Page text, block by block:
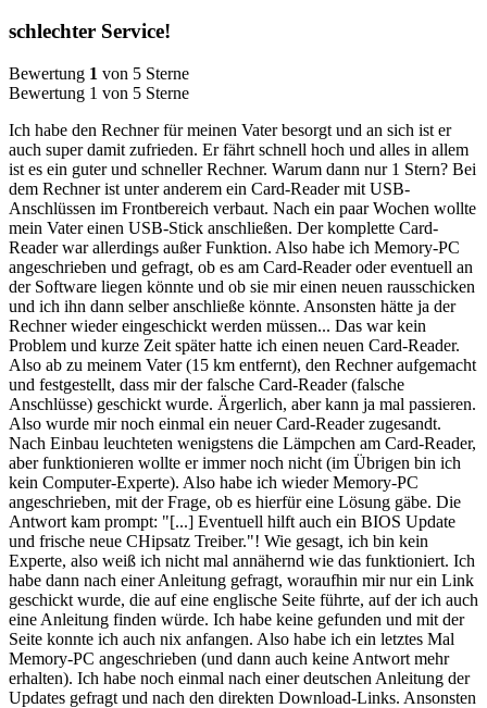
schlechter Service!
Bewertung 1 von 5 Sterne
Bewertung 1 von 5 Sterne
Ich habe den Rechner für meinen Vater besorgt und an sich ist er
auch super damit zufrieden. Er fährt schnell hoch und alles in allem
ist es ein guter und schneller Rechner. Warum dann nur 1 Stern? Bei
dem Rechner ist unter anderem ein Card-Reader mit USB-
Anschlüssen im Frontbereich verbaut. Nach ein paar Wochen wollte
mein Vater einen USB-Stick anschließen. Der komplette Card-
Reader war allerdings außer Funktion. Also habe ich Memory-PC
angeschrieben und gefragt, ob es am Card-Reader oder eventuell an
der Software liegen könnte und ob sie mir einen neuen rausschicken
und ich ihn dann selber anschließe könnte. Ansonsten hätte ja der
Rechner wieder eingeschickt werden müssen... Das war kein
Problem und kurze Zeit später hatte ich einen neuen Card-Reader.
Also ab zu meinem Vater (15 km entfernt), den Rechner aufgemacht
und festgestellt, dass mir der falsche Card-Reader (falsche
Anschlüsse) geschickt wurde. Ärgerlich, aber kann ja mal passieren.
Also wurde mir noch einmal ein neuer Card-Reader zugesandt.
Nach Einbau leuchteten wenigstens die Lämpchen am Card-Reader,
aber funktionieren wollte er immer noch nicht (im Übrigen bin ich
kein Computer-Experte). Also habe ich wieder Memory-PC
angeschrieben, mit der Frage, ob es hierfür eine Lösung gäbe. Die
Antwort kam prompt: "[...] Eventuell hilft auch ein BIOS Update
und frische neue CHipsatz Treiber."! Wie gesagt, ich bin kein
Experte, also weiß ich nicht mal annähernd wie das funktioniert. Ich
habe dann nach einer Anleitung gefragt, woraufhin mir nur ein Link
geschickt wurde, die auf eine englische Seite führte, auf der ich auch
eine Anleitung finden würde. Ich habe keine gefunden und mit der
Seite konnte ich auch nix anfangen. Also habe ich ein letztes Mal
Memory-PC angeschrieben (und dann auch keine Antwort mehr
erhalten). Ich habe noch einmal nach einer deutschen Anleitung der
Updates gefragt und nach den direkten Download-Links. Ansonsten